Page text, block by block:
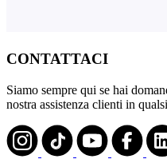
CONTATTACI
Siamo sempre qui se hai
nostra assistenza clienti in